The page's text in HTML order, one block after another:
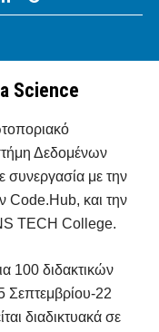
Science
Δεδομένων
με την
Code.Hub, και την
TECH College.
100 διδακτικών
22
διαδικτυακά σε